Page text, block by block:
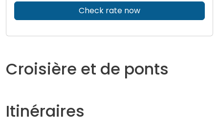
Check rate now
Croisière et de ponts
Itinéraires